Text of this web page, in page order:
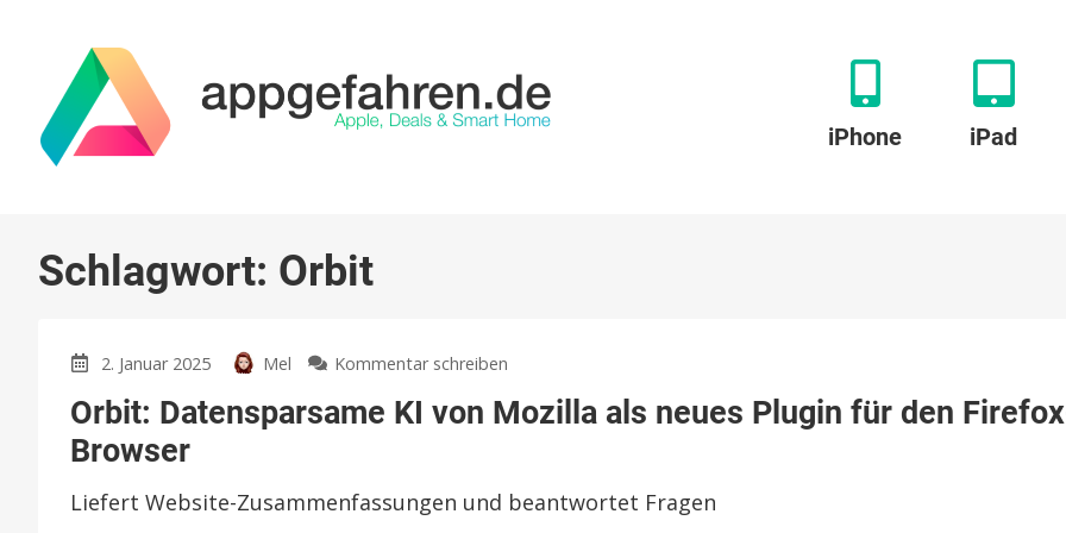
iPhone iPad
Schlagwort: Orbit
2. Januar 2025 Mel Kommentar schreiben
Datensparsame
Mozilla
als
Orbit: Datensparsame KI von Mozilla als neues Plugin für den
Browser
Liefert Website-Zusammenfassungen und beantwortet Fragen